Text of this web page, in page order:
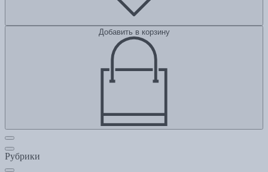
Добавить в корзину
Рубрики